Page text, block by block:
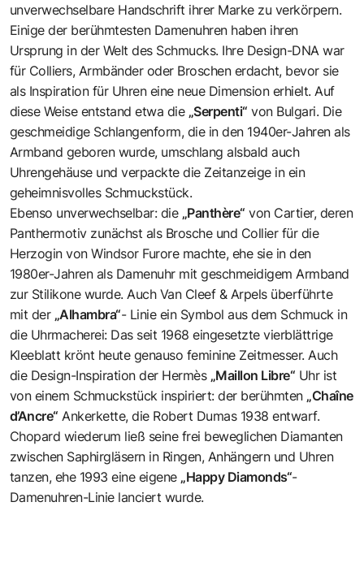
unverwechselbare Handschrift ihrer Marke zu verkörpern.
Einige der berühmtesten Damenuhren haben ihren
Ursprung in der Welt des Schmucks. Ihre Design-DNA war
für Colliers, Armbänder oder Broschen erdacht, bevor sie
als Inspiration für Uhren eine neue Dimension erhielt. Auf
diese Weise entstand etwa die „Serpenti“ von Bulgari. Die
geschmeidige Schlangenform, die in den 1940er-Jahren als
Armband geboren wurde, umschlang alsbald auch
Uhrengehäuse und verpackte die Zeitanzeige in ein
geheimnisvolles Schmuckstück.
Ebenso unverwechselbar: die „Panthère“ von Cartier, deren
Panthermotiv zunächst als Brosche und Collier für die
Herzogin von Windsor Furore machte, ehe sie in den
1980er-Jahren als Damenuhr mit geschmeidigem Armband
zur Stilikone wurde. Auch Van Cleef & Arpels überführte
mit der „Alhambra“- Linie ein Symbol aus dem Schmuck in
die Uhrmacherei: Das seit 1968 eingesetzte vierblättrige
Kleeblatt krönt heute genauso feminine Zeitmesser. Auch
die Design-Inspiration der Hermès „Maillon Libre“ Uhr ist
von einem Schmuckstück inspiriert: der berühmten „Chaîne
d’Ancre“ Ankerkette, die Robert Dumas 1938 entwarf.
Chopard wiederum ließ seine frei beweglichen Diamanten
zwischen Saphirgläsern in Ringen, Anhängern und Uhren
tanzen, ehe 1993 eine eigene „Happy Diamonds“-
Damenuhren-Linie lanciert wurde.